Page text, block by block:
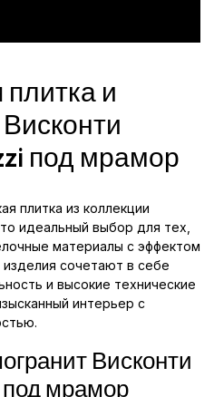
и
под мрамор
плитка из коллекции
идеальный выбор для тех,
материалы с эффектом
сочетают в себе
и высокие технические
интерьер с
Висконти
мрамор